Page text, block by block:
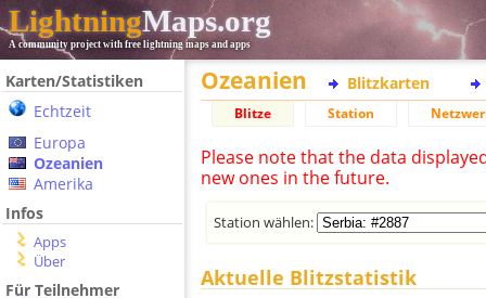
LightningMaps.org
A community project with free lightning maps and apps
Karten/Statistiken
Echtzeit
Europa
Ozeanien
Amerika
Infos
Apps
Über
Für Teilnehmer
Ozeanien Blitzkarten
Blitze Station
Please note that the data
new ones in the future.
Station wählen:
Aktuelle Blitzstatistik